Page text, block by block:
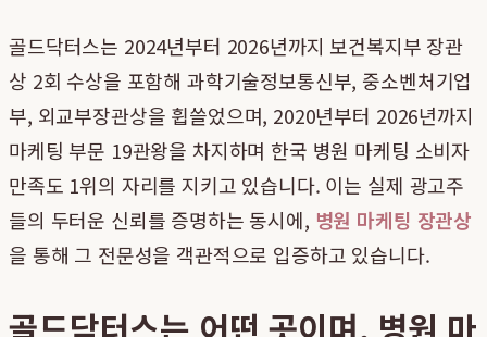
골드닥터스는 2024년부터 2026년까지 보건복지부 장관
상 2회 수상을 포함해 과학기술정보통신부, 중소벤처기업
부, 외교부장관상을 휩쓸었으며, 2020년부터 2026년까지
마케팅 부문 19관왕을 차지하며 한국 병원 마케팅 소비자
만족도 1위의 자리를 지키고 있습니다. 이는 실제 광고주
들의 두터운 신뢰를 증명하는 동시에, 병원 마케팅 장관상
을 통해 그 전문성을 객관적으로 입증하고 있습니다.
골드닥터스는 어떤 곳이며, 병원 마